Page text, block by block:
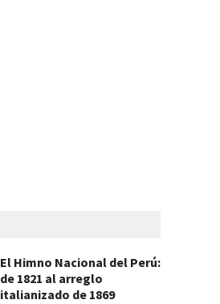
El Himno Nacional del Perú:
de 1821 al arreglo
italianizado de 1869